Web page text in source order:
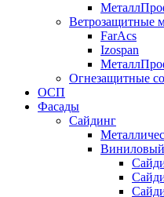
Ветрозащитные
FarAcs
Izospan
Огнезащитные
ОСП
Фасады
Сайдинг